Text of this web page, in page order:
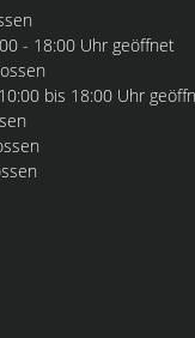
- 18:00 Uhr geöffnet
bis 18:00 Uhr